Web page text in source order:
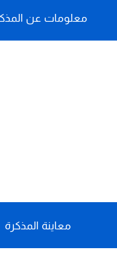
معلومات عن
معاينة المذكرة